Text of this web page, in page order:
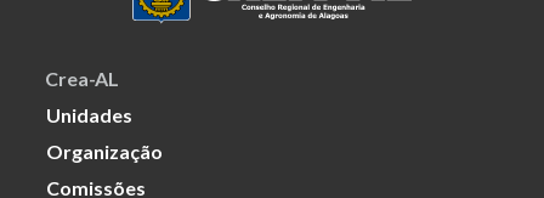
Crea-AL
Unidades
Organização
Comissões